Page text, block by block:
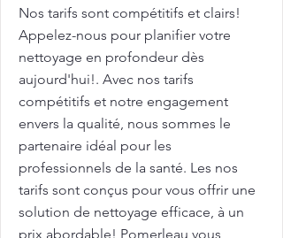
Nos tarifs sont compétitifs et clairs!
Appelez-nous pour planifier votre
nettoyage en profondeur dès
aujourd'hui!. Avec nos tarifs
compétitifs et notre engagement
envers la qualité, nous sommes le
partenaire idéal pour les
professionnels de la santé. Les nos
tarifs sont conçus pour vous offrir une
solution de nettoyage efficace, à un
prix abordable! Pomerleau vous